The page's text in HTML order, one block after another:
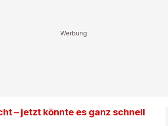
– jetzt könnte es ganz schnell